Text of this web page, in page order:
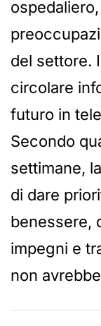
del settore.
circolare
futuro in
Secondo
settimane,
di dare
benessere,
impegni e
non